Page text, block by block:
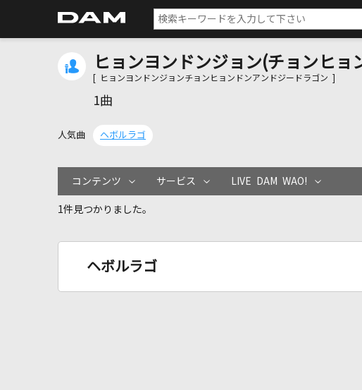
ヒョンヨンドンジョン(チョンヒ
[ ヒョンヨンドンジョンチョンヒョンドンアンドジードラゴン ]
1曲
人気曲 ヘボルラゴ
コンテンツ サービス LIVE DAM WAO!
1件見つかりました。
ヘボルラゴ